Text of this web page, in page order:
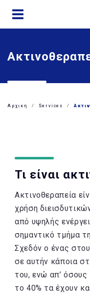
προς
περιεχόμενο
Αρχικη Services
Τι είναι
Ακτινοθεραπεία
χρήση
από υψηλής
σημαντικό τμήμα
Σχεδόν ο ένας
σε αυτήν κάποια
του, ενώ απ’ όσους
το 40% τα έχουν